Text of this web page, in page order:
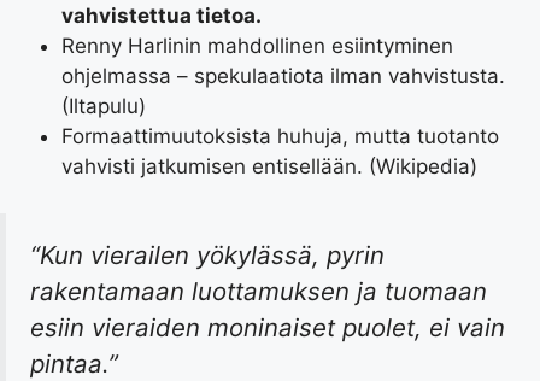
vahvistettua tietoa.
Renny Harlinin mahdollinen esiintyminen
ohjelmassa – spekulaatiota ilman vahvistusta.
(Iltapulu)
Formaattimuutoksista huhuja, mutta tuotanto
vahvisti jatkumisen entisellään. (Wikipedia)
“Kun vierailen yökylässä, pyrin
rakentamaan luottamuksen ja tuomaan
esiin vieraiden moninaiset puolet, ei vain
pintaa.”